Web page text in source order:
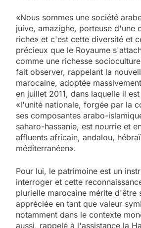
«Nous sommes une société
juive, amazighe, porteuse d'une
riche» et c'est cette diversité et
précieux que le Royaume
comme une richesse
fait observer, rappelant la
marocaine, adoptée
en juillet 2011, dans laquelle il
«l'unité nationale, forgée par la
ses composantes arabo-
saharo-hassanie, est nourrie et
affluents africain, andalou,
méditerranéen».
Pour lui, le patrimoine est un
interroger et cette
plurielle marocaine mérite d'être
appréciée en tant que valeur
notamment dans le contexte
aussi, rappelé à l'assistance la